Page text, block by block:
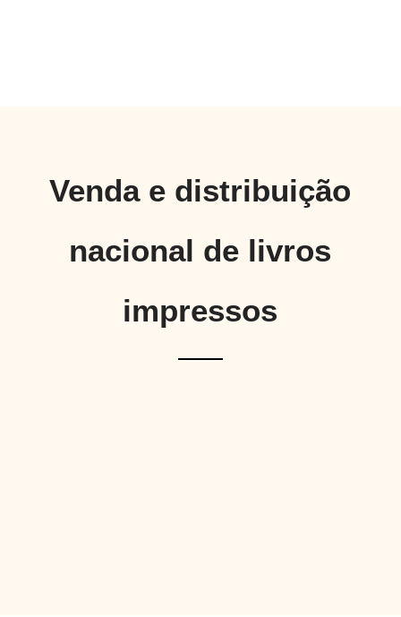
Venda e distribuição
nacional de livros
impressos